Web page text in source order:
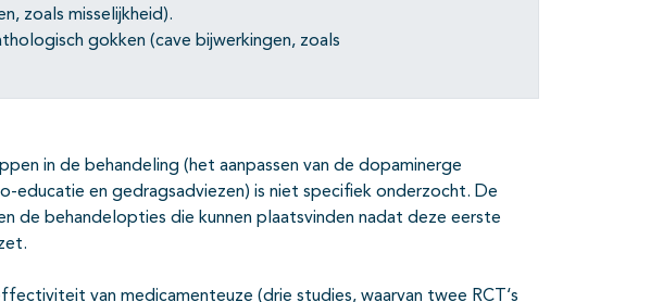
zoals misselijkheid).
gokken (cave bijwerkingen, zoals
in de behandeling (het aanpassen van de dopaminerge
educatie en gedragsadviezen) is niet specifiek onderzocht. De
de behandelopties die kunnen plaatsvinden nadat deze eerste
van medicamenteuze (drie studies, waarvan twee RCT‘s